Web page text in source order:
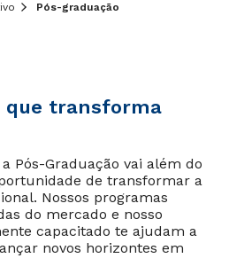
Pós-graduação
que transforma
a Pós-Graduação vai além do
de transformar a
Nossos programas
do mercado e nosso
capacitado te ajudam a
novos horizontes em